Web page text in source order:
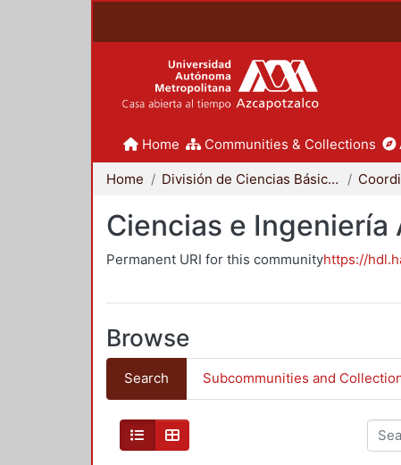
Home Communities & Collections
Home División de Ciencias Básicas e Ingeniería
Ciencias e Ingeniería
Permanent URI for this communityhttps://
Browse
Search Subcommunities and